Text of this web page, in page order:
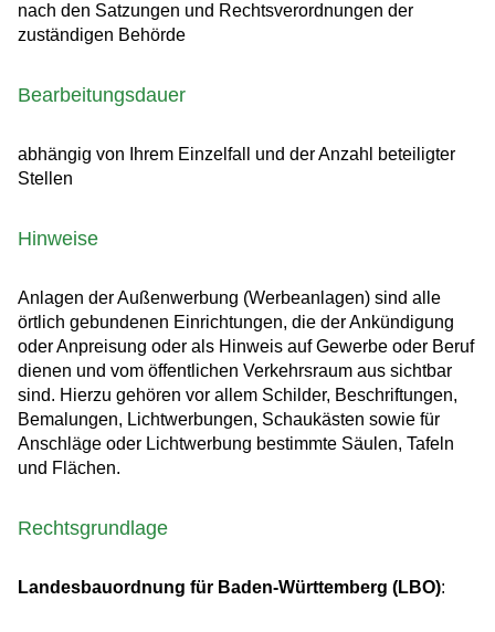
nach den Satzungen und Rechtsverordnungen der
zuständigen Behörde
Bearbeitungsdauer
abhängig von Ihrem Einzelfall und der Anzahl beteiligter
Stellen
Hinweise
Anlagen der Außenwerbung (Werbeanlagen) sind alle
örtlich gebundenen Einrichtungen, die der Ankündigung
oder Anpreisung oder als Hinweis auf Gewerbe oder Beruf
dienen und vom öffentlichen Verkehrsraum aus sichtbar
sind. Hierzu gehören vor allem Schilder, Beschriftungen,
Bemalungen, Lichtwerbungen, Schaukästen sowie für
Anschläge oder Lichtwerbung bestimmte Säulen, Tafeln
und Flächen.
Rechtsgrundlage
Landesbauordnung für Baden-Württemberg (LBO):